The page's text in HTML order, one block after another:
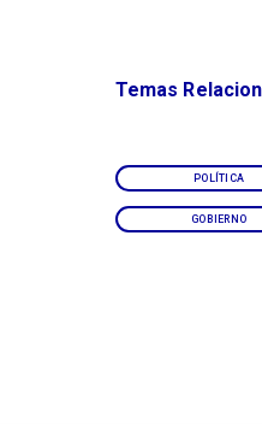
POLÍTICA
GOBIERNO
Temas